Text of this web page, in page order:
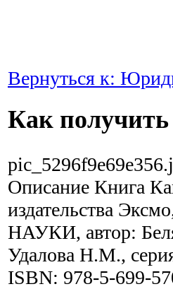
Вернуться к:
Как
Описание Книга
издательства
НАУКИ, автор:
Удалова Н.М.,
ISBN: 978-5-699-